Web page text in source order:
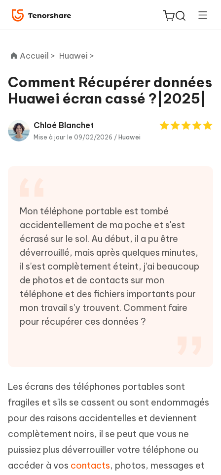
ReiBoot
PDNob
Accueil > Huawei >
Comment Récupérer données
Huawei écran cassé ?|2025|
Chloé Blanchet
Mise à jour le 09/02/2026 / Huawei
Mon téléphone portable est tombé
accidentellement de ma poche et s'est
écrasé sur le sol. Au début, il a pu être
déverrouillé, mais après quelques minutes,
il s'est complètement éteint, j'ai beaucoup
de photos et de contacts sur mon
téléphone et des fichiers importants pour
mon travail s'y trouvent. Comment faire
pour récupérer ces données ?
Les écrans des téléphones portables sont
fragiles et s'ils se cassent ou sont endommagés
pour des raisons accidentelles et deviennent
complètement noirs, il se peut que vous ne
puissiez plus déverrouiller votre téléphone ou
accéder à vos contacts, photos, messages et